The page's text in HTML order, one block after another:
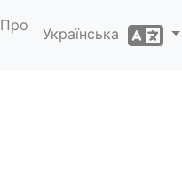
Про
Українська